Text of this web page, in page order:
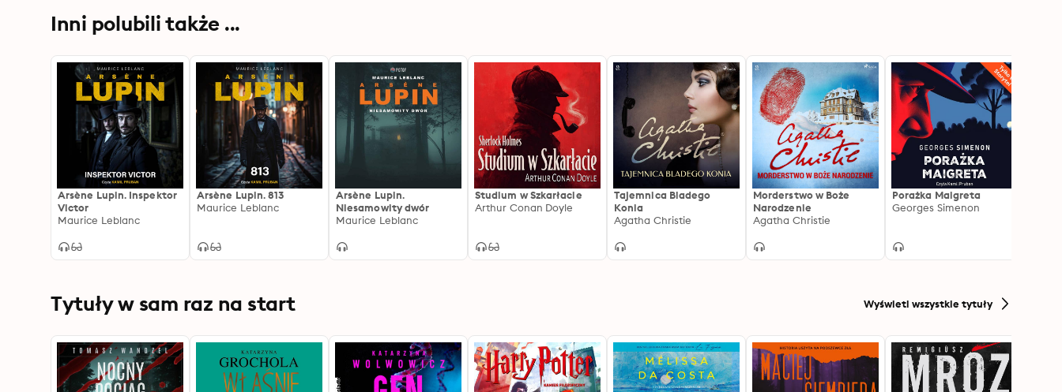
Inni polubili także ...
Arsène Lupin. Inspektor
Victor
Maurice Leblanc
Arsène Lupin. 813
Maurice Leblanc
Arsène Lupin.
Niesamowity dwór
Maurice Leblanc
Studium w Szkarłacie
Arthur Conan Doyle
Tajemnica Bladego
Konia
Agatha Christie
Morderstwo w Boże
Narodzenie
Agatha Christie
Porażka Maigreta
Georges Simenon
Tytuły w sam raz na start Wyświetl wszystkie tytuły